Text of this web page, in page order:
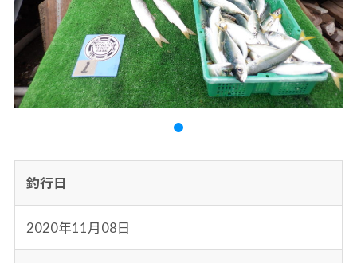
釣行日
2020年11月08日